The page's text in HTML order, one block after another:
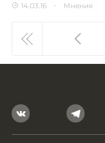
14.03.16 Мнения